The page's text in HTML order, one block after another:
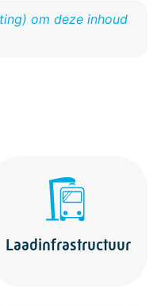
Laadinfrastructuur